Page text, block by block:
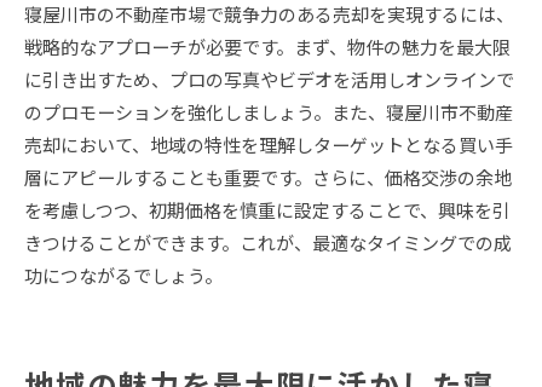
寝屋川市の不動産市場で競争力のある売却を実現するには、
戦略的なアプローチが必要です。まず、物件の魅力を最大限
に引き出すため、プロの写真やビデオを活用しオンラインで
のプロモーションを強化しましょう。また、寝屋川市不動産
売却において、地域の特性を理解しターゲットとなる買い手
層にアピールすることも重要です。さらに、価格交渉の余地
を考慮しつつ、初期価格を慎重に設定することで、興味を引
きつけることができます。これが、最適なタイミングでの成
功につながるでしょう。